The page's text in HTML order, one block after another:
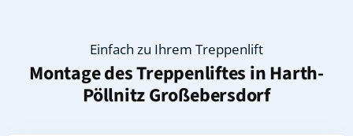
Einfach zu Ihrem Treppenlift
Montage des Treppenliftes inHarth-
Pöllnitz Großebersdorf